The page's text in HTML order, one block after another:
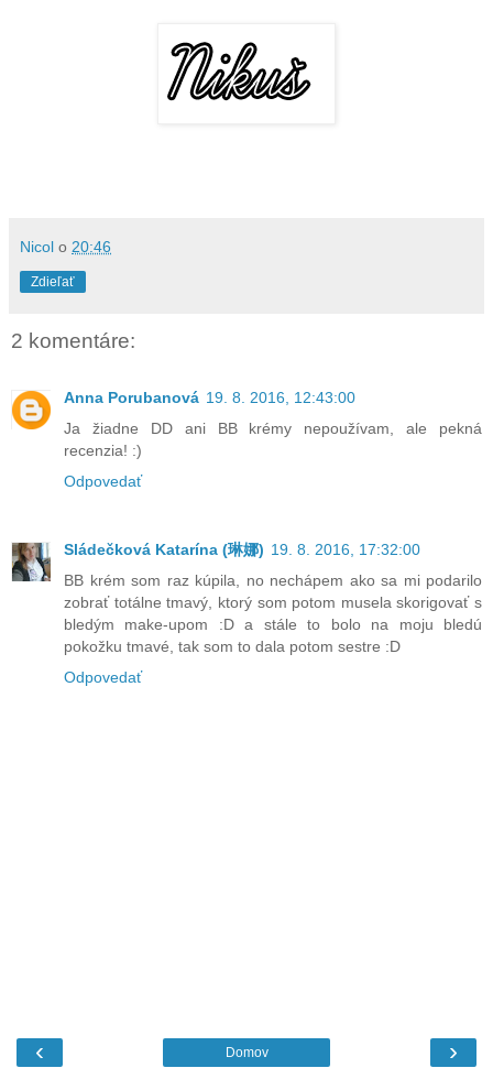
Nicol o 20:46
Zdieľať
2 komentáre:
Anna Porubanová 19. 8. 2016, 12:43:00
Ja žiadne DD ani BB krémy nepoužívam, ale pekná
recenzia! :)
Odpovedať
Sládečková Katarína (琳娜) 19. 8. 2016, 17:32:00
BB krém som raz kúpila, no nechápem ako sa mi podarilo
zobrať totálne tmavý, ktorý som potom musela skorigovať s
bledým make-upom :D a stále to bolo na moju bledú
pokožku tmavé, tak som to dala potom sestre :D
Odpovedať
‹ ›
Domov